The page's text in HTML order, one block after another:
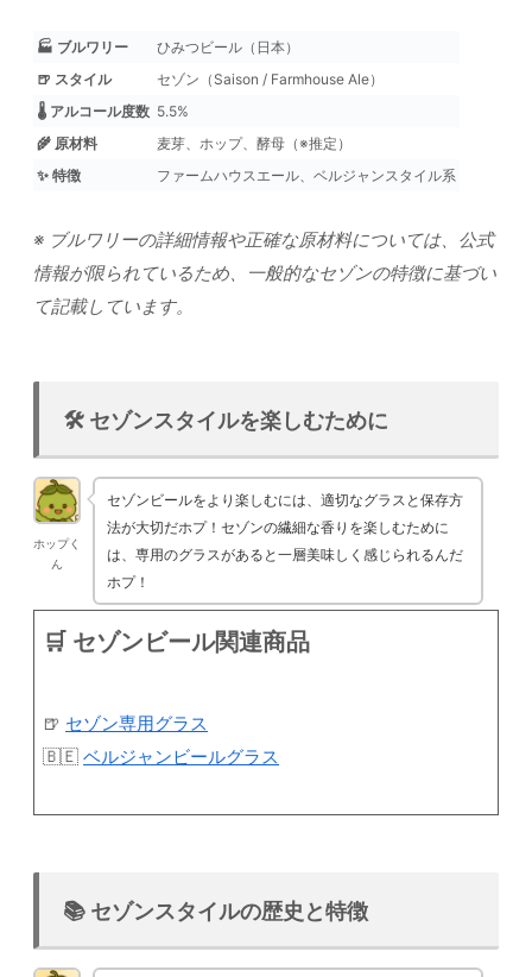
🏭 ブルワリー
ひみつビール（日本）
🍺 スタイル
セゾン（Saison / Farmhouse Ale）
🌡️ アルコール度数 5.5%
🌾 原材料
麦芽、ホップ、酵母（※推定）
✨ 特徴
ファームハウスエール、ベルジャンスタイル系
※ ブルワリーの詳細情報や正確な原材料については、公式
情報が限られているため、一般的なセゾンの特徴に基づい
て記載しています。
🛠️ セゾンスタイルを楽しむために
ホップく
ん
セゾンビールをより楽しむには、適切なグラスと保存方
法が大切だホプ！セゾンの繊細な香りを楽しむために
は、専用のグラスがあると一層美味しく感じられるんだ
ホプ！
🛒 セゾンビール関連商品
🍺 セゾン専用グラス
🇧🇪ベルジャンビールグラス
📚 セゾンスタイルの歴史と特徴